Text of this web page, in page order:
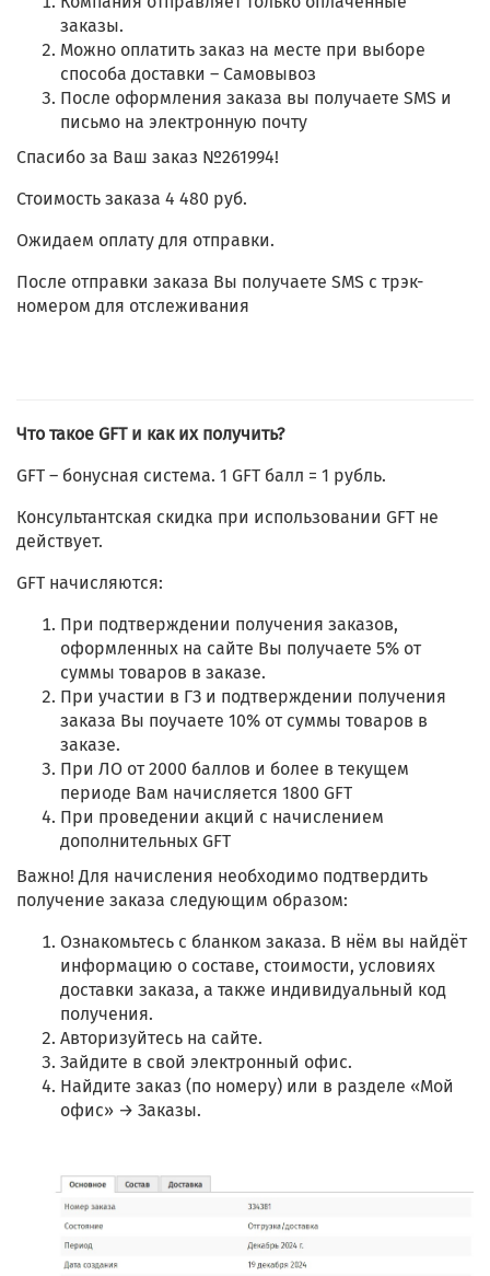
заказы.
Можно оплатить заказ на месте при выборе
способа доставки – Самовывоз
После оформления заказа вы получаете SMS и
письмо на электронную почту
Спасибо за Ваш заказ №261994!
Стоимость заказа 4 480 руб.
Ожидаем оплату для отправки.
После отправки заказа Вы получаете SMS с трэк-
номером для отслеживания
Что такое GFT и как их получить?
GFT – бонусная система. 1 GFT балл = 1 рубль.
Консультантская скидка при использовании GFT не
действует.
GFT начисляются:
При подтверждении получения заказов,
оформленных на сайте Вы получаете 5% от
суммы товаров в заказе.
При участии в ГЗ и подтверждении получения
заказа Вы поучаете 10% от суммы товаров в
заказе.
При ЛО от 2000 баллов и более в текущем
периоде Вам начисляется 1800 GFT
При проведении акций с начислением
дополнительных GFT
Важно! Для начисления необходимо подтвердить
получение заказа следующим образом:
Ознакомьтесь с бланком заказа. В нём вы найдёт
информацию о составе, стоимости, условиях
доставки заказа, а также индивидуальный код
получения.
Авторизуйтесь на сайте.
Зайдите в свой электронный офис.
Найдите заказ (по номеру) или в разделе «Мой
офис» → Заказы.